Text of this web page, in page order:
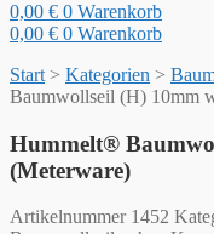
0,00 € 0 Warenkorb
0,00 € 0 Warenkorb
Start > Kategorien >
Baumwollseil (H) 10mm
Hummelt®
(Meterware)
Artikelnummer 1452